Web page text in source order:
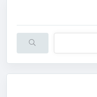
استفاده از فلش های بالا و